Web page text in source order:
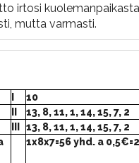
irtosi kuolemanpaikasta
mutta varmasti.
10
13, 8, 11, 1, 14, 15, 7, 2
13, 8, 11, 1, 14, 15, 7, 2
1x8x7=56 yhd. a